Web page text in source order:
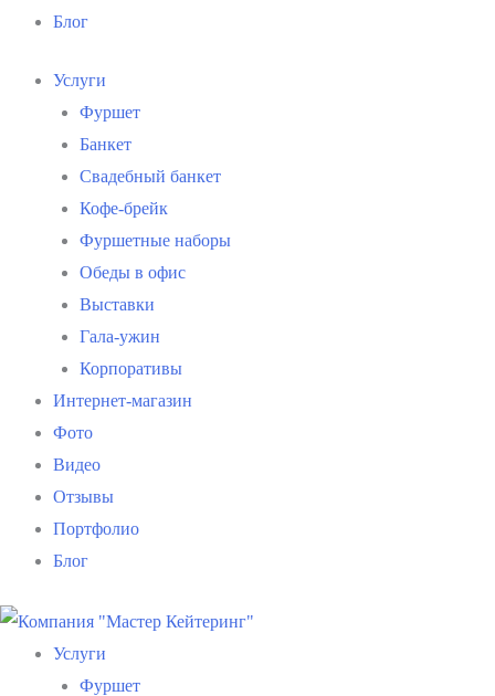
Блог
Услуги
Фуршет
Банкет
Свадебный банкет
Кофе-брейк
Фуршетные наборы
Обеды в офис
Выставки
Гала-ужин
Корпоративы
Интернет-магазин
Фото
Видео
Отзывы
Портфолио
Блог
Услуги
Фуршет